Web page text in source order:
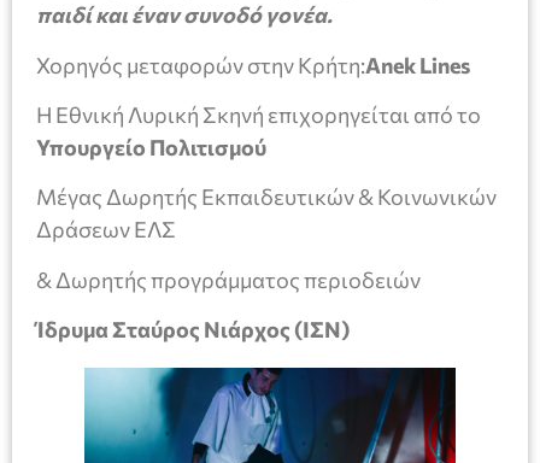
παιδί και έναν συνοδό γονέα.
Χορηγός μεταφορών στην Κρήτη:AnekLines
Η Εθνική Λυρική Σκηνή επιχορηγείται από το
Υπουργείο Πολιτισμού
Μέγας Δωρητής Εκπαιδευτικών & Κοινωνικών
Δράσεων ΕΛΣ
& Δωρητής προγράμματος περιοδειών
Ίδρυμα Σταύρος Νιάρχος (ΙΣΝ)